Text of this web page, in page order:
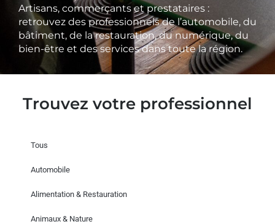
Artisans, commerçants et prestataires :
retrouvez des professionnels de l’automobile, du
bâtiment, de la restauration, du numérique, du
bien-être et des services dans toute la région.
Trouvez votre professionnel
Tous
Automobile
Alimentation & Restauration
Animaux & Nature